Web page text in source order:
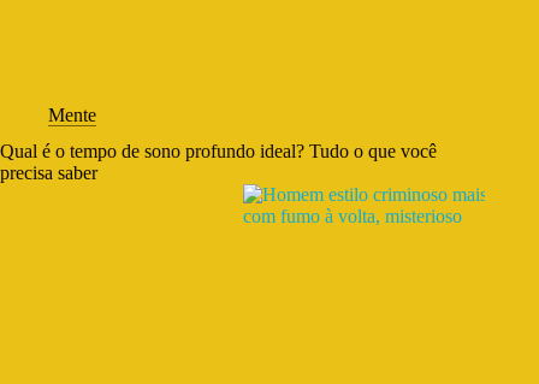
Mente
Qual é o tempo de sono profundo ideal? Tudo o que você
precisa saber